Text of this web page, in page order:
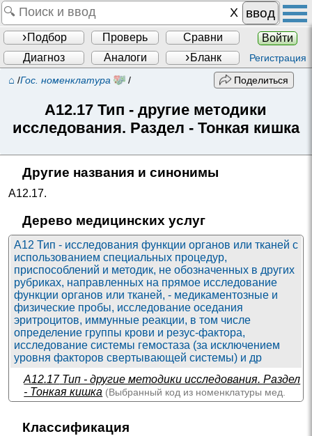
ввод
Подбор Проверь Сравни
Войти
Диагноз
Аналоги Бланк Регистрация
⌂ /Гос. номенклатура / Поделиться
A12.17Тип - другие методики
исследования. Раздел - Тонкая кишка
Другие названия и синонимы
A12.17.
Дерево медицинских услуг
A12 Тип - исследования функции органов или тканей с
использованием специальных процедур,
приспособлений и методик, не обозначенных в других
рубриках, направленных на прямое исследование
функции органов или тканей, - медикаментозные и
физические пробы, исследование оседания
эритроцитов, иммунные реакции, в том числе
определение группы крови и резус-фактора,
исследование системы гемостаза (за исключением
уровня факторов свертывающей системы) и др
A12.17Тип - другие методики исследования. Раздел
- Тонкая кишка (Выбранный код из номенклатуры мед.
услуг)
Подразделы:
Классификация